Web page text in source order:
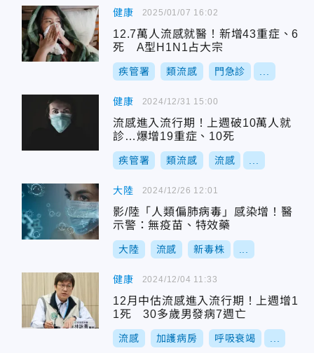
健康
12.7萬人流感就醫！新增43重症、6
死 A型H1N1占大宗
疾管署 類流感 門急診
2025/01/07 16:02
健康
流感進入流行期！上週破10萬人就
診…爆增19重症、10死
疾管署 類流感 流感
2024/12/31 15:00
大陸
影/陸「人類偏肺病毒」感染增！醫
示警：無疫苗、特效藥
大陸 流感 新毒株
2024/12/26 12:01
健康
12月中估流感進入流行期！上週增1
1死 30多歲男發病7週亡
流感 加護病房 呼吸衰竭
2024/12/04 11:33